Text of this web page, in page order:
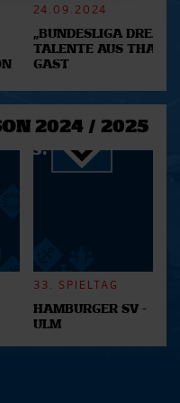
und Anzeigen zu
Medien anbieten
Informationen zu Ihrer
weiter. Unsere
möglicherweise mit
24.09.2024
„BUNDESLIGA DREAM
TALENTE AUS
GAST
2024 / 2025
33. SPIELTAG
HAMBURGER SV -
ULM